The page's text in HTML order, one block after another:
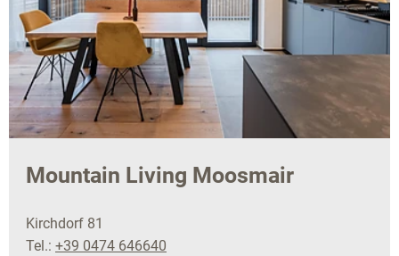
Mountain Living Moosmair
Kirchdorf 81
Tel.: +39 0474 646640